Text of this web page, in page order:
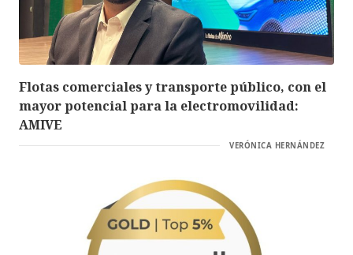
Flotas comerciales y transporte público, con el
mayor potencial para la electromovilidad:
AMIVE
VERÓNICA HERNÁNDEZ